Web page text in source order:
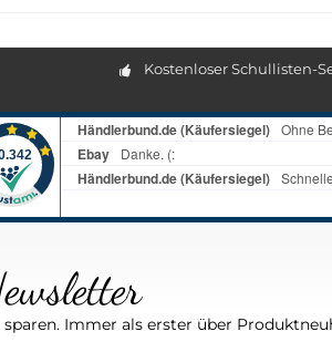
Kostenloser Schullisten-
Immer als erster über